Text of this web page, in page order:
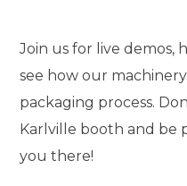
Join us for live demos,
see how our
packaging process.
Karlville booth and be
you there!